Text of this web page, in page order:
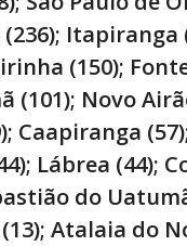
(150);
(101); Novo
Caapiranga
Lábrea (44);
do
Atalaia do